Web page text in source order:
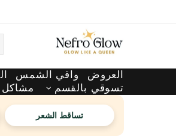
العروض واقي الشمس
تسوقي بالقسم
مشاكل
تساقط الشعر